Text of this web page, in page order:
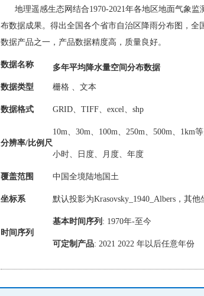
地理遥感生态网结合1970-2021年各地区地面气象监
布数据成果。得出全国各个省市自治区降雨分布图，
数据产品之一，产品数据精度高，质量良好。
数据名称 多年平均降水量空间分布数据
数据类型 栅格 、文本
数据格式 GRID、TIFF、excel、shp
分辨率/比例尺
10m、30m、100m、250m、500m、1km
小时、日度、月度、年度
覆盖范围 中国全境陆地国土
坐标系 默认投影为Krasovsky_1940_Albers，其
时间序列
基本时间序列 : 1970年-至今
可定制产品: 2021 2022 年以后任意年份